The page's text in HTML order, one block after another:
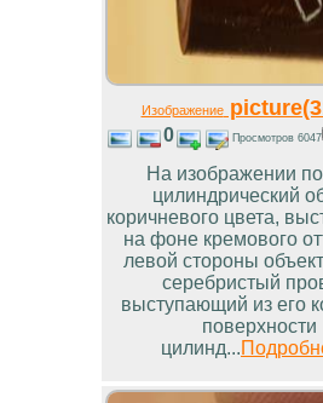
Изображение
0 Просмотров 6047
На изображении
цилиндрический
коричневого цвета,
на фоне кремового
левой стороны
серебристый
выступающий из его
поверхности
цилинд...